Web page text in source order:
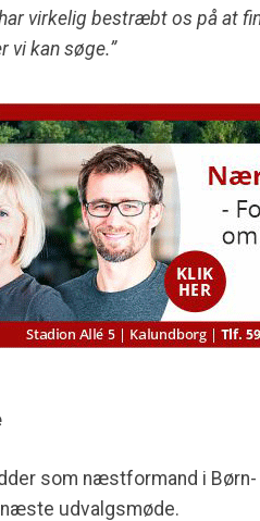
virkelig bestræbt os på at
vi kan søge.”
som næstformand i
udvalgsmøde.